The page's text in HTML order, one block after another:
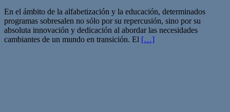
En el ámbito de la alfabetización y la educación, determinados
programas sobresalen no sólo por su repercusión, sino por su
absoluta innovación y dedicación al abordar las necesidades
cambiantes de un mundo en transición. El […]